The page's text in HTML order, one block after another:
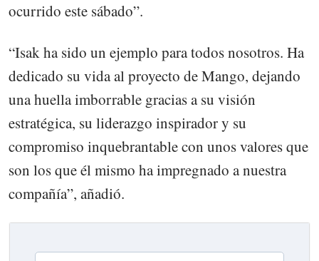
ocurrido este sábado”.
“Isak ha sido un ejemplo para todos nosotros. Ha
dedicado su vida al proyecto de Mango, dejando
una huella imborrable gracias a su visión
estratégica, su liderazgo inspirador y su
compromiso inquebrantable con unos valores que
son los que él mismo ha impregnado a nuestra
compañía”, añadió.